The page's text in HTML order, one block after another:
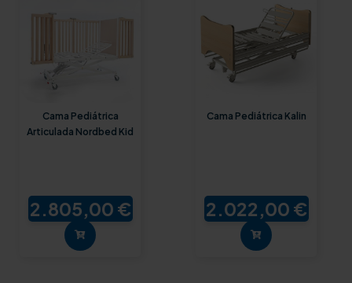
Cama Pediátrica
Articulada Nordbed Kid
2.805,00 €
Cama Pediátrica Kalin
2.022,00 €